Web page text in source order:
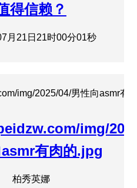
得信赖？
月21日21时00分01秒
img/
有肉的.jpg
柏秀英娜